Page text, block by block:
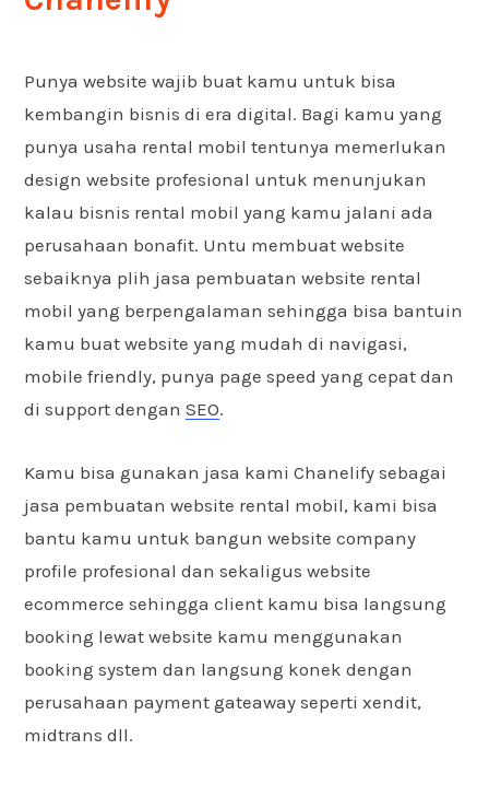
Punya website wajib buat kamu untuk bisa
kembangin bisnis di era digital. Bagi kamu yang
punya usaha rental mobil tentunya memerlukan
design website profesional untuk menunjukan
kalau bisnis rental mobil yang kamu jalani ada
perusahaan bonafit. Untu membuat website
sebaiknya plih jasa pembuatan website rental
mobil yang berpengalaman sehingga bisa bantuin
kamu buat website yang mudah di navigasi,
mobile friendly, punya page speed yang cepat dan
di support dengan SEO.
Kamu bisa gunakan jasa kami Chanelify sebagai
jasa pembuatan website rental mobil, kami bisa
bantu kamu untuk bangun website company
profile profesional dan sekaligus website
ecommerce sehingga client kamu bisa langsung
booking lewat website kamu menggunakan
booking system dan langsung konek dengan
perusahaan payment gateaway seperti xendit,
midtrans dll.